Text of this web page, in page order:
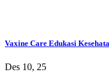
Vaxine Care Edukasi
Des 10, 25